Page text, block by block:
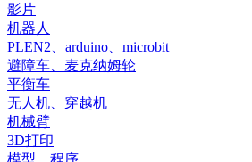
影片
机器人
PLEN2、arduino、microbit
避障车、麦克纳姆轮
平衡车
无人机、穿越机
机械臂
3D打印